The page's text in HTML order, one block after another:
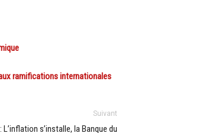
ramifications internationales
Suivant
L’inflation s’installe, la Banque du